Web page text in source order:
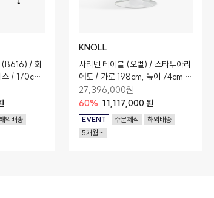
(B616) / 화
스 / 170cm
외배송
KNOLL
사리넨 테이블 (오벌) / 스타투아리
에토 / 가로 198cm, 높이 74cm /
코팅 마감
27,396,000원
60% 11,117,000 원
EVENT 주문제작
해외배송
5개월~